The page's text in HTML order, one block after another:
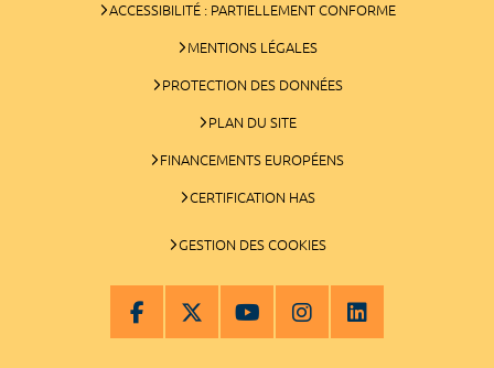
ACCESSIBILITÉ : PARTIELLEMENT CONFORME
MENTIONS LÉGALES
PROTECTION DES DONNÉES
PLAN DU SITE
FINANCEMENTS EUROPÉENS
CERTIFICATION HAS
GESTION DES COOKIES